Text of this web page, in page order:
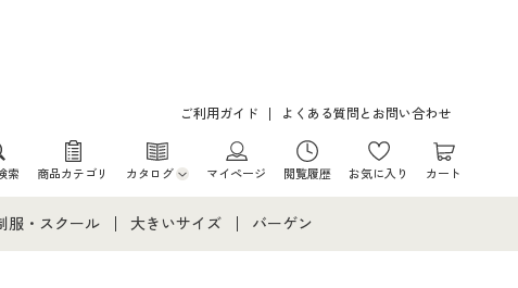
ご利用ガイド よくある質問とお問い合わせ
索 商品カテゴリ カタログ
カタログ・チラシからのご注文
マイページ 閲覧履歴 お気に入り カート
服・スクール 大きいサイズ バーゲン